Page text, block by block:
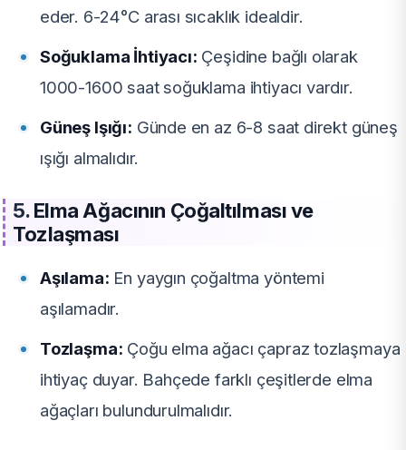
eder. 6-24°C arası sıcaklık idealdir.
Soğuklama İhtiyacı: Çeşidine bağlı olarak
1000-1600 saat soğuklama ihtiyacı vardır.
Güneş Işığı: Günde en az 6-8 saat direkt güneş
ışığı almalıdır.
5.Elma Ağacının Çoğaltılması ve
Tozlaşması
Aşılama: En yaygın çoğaltma yöntemi
aşılamadır.
Tozlaşma: Çoğu elma ağacı çapraz tozlaşmaya
ihtiyaç duyar. Bahçede farklı çeşitlerde elma
ağaçları bulundurulmalıdır.